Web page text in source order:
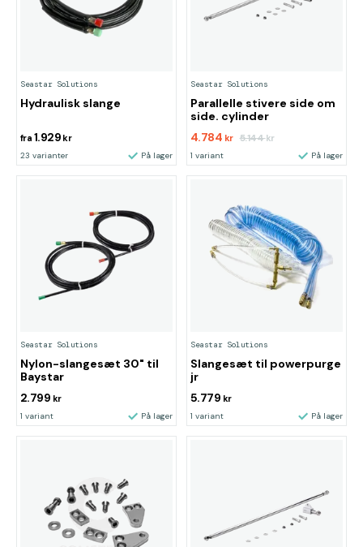
Seastar Solutions
Hydraulisk slange
fra 1.929 kr
23 varianter På lager
Seastar Solutions
Parallelle stivere side om
side. cylinder
4.784 kr 5.144kr
1 variant På lager
Seastar Solutions
Nylon-slangesæt 30" til
Baystar
2.799 kr
1 variant På lager
Seastar Solutions
Slangesæt til powerpurge
jr
5.779 kr
1 variant På lager